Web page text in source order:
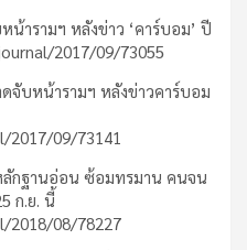
ารามฯ หลังข่าว ‘คาร์บอม’ ปี
2017/09/73055
จับหน้ารามฯ หลังข่าวคาร์บอม
09/73141
ลักฐานอ่อน ซ้อมทรมาน คนจน
ก.ย. นี้
2018/08/78227